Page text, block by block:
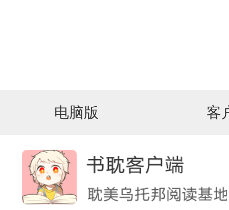
电脑版 客